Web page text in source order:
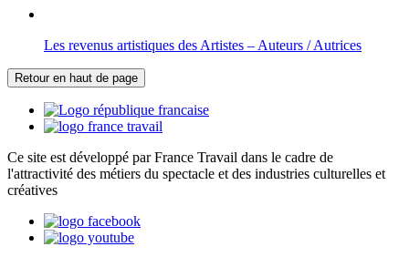
Les revenus artistiques des Artistes – Auteurs / Autrices
Retour en haut de page
Ce site est développé par France Travail dans le cadre de
l'attractivité des métiers du spectacle et des industries culturelles et
créatives